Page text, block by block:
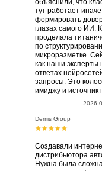
объяснили, что
тут работает
формировать
глазах самого ИИ.
проделала
по
микроразметке.
как наши эксперты
ответах
запросы. Это
имиджу и источник
2026-
Demis Group
Создавали
дистрибьютора
Нужна была